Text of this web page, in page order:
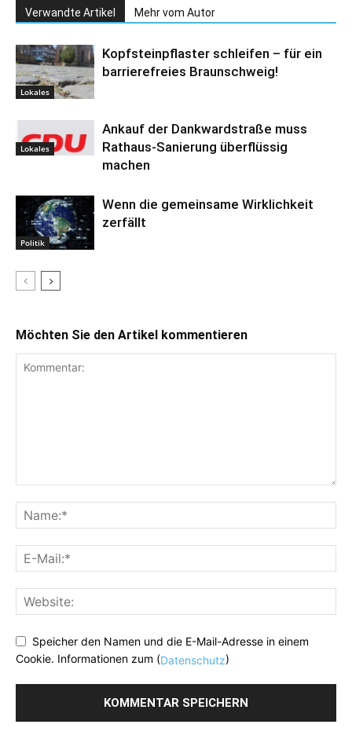
Verwandte Artikel Mehr vom Autor
Lokales
Kopfsteinpflaster schleifen – für ein
barrierefreies Braunschweig!
Lokales
Ankauf der Dankwardstraße muss
Rathaus-Sanierung überflüssig
machen
Politik
Wenn die gemeinsame Wirklichkeit
zerfällt
Möchten Sie den Artikel kommentieren
Speicher den Namen und die E-Mail-Adresse in einem
Cookie. Informationen zum (Datenschutz)